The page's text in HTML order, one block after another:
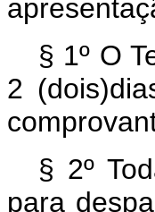
§ 1º O
2
§ 2º
para